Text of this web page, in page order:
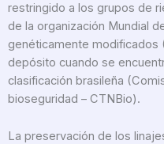
restringido a los grupos de
de la organización Mundial
genéticamente modificados
depósito cuando se
clasificación brasileña
bioseguridad – CTNBio).
La preservación de los